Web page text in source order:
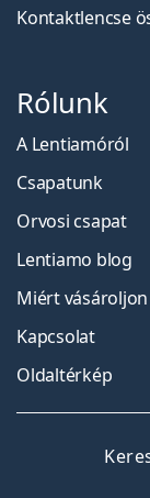
Kontaktlencse
Rólunk
A Lentiamóról
Csapatunk
Orvosi csapat
Lentiamo blog
Miért
Kapcsolat
Oldaltérkép